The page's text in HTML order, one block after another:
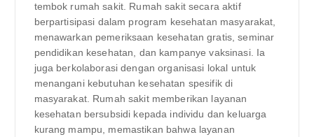
tembok rumah sakit. Rumah sakit secara aktif
berpartisipasi dalam program kesehatan masyarakat,
menawarkan pemeriksaan kesehatan gratis, seminar
pendidikan kesehatan, dan kampanye vaksinasi. Ia
juga berkolaborasi dengan organisasi lokal untuk
menangani kebutuhan kesehatan spesifik di
masyarakat. Rumah sakit memberikan layanan
kesehatan bersubsidi kepada individu dan keluarga
kurang mampu, memastikan bahwa layanan